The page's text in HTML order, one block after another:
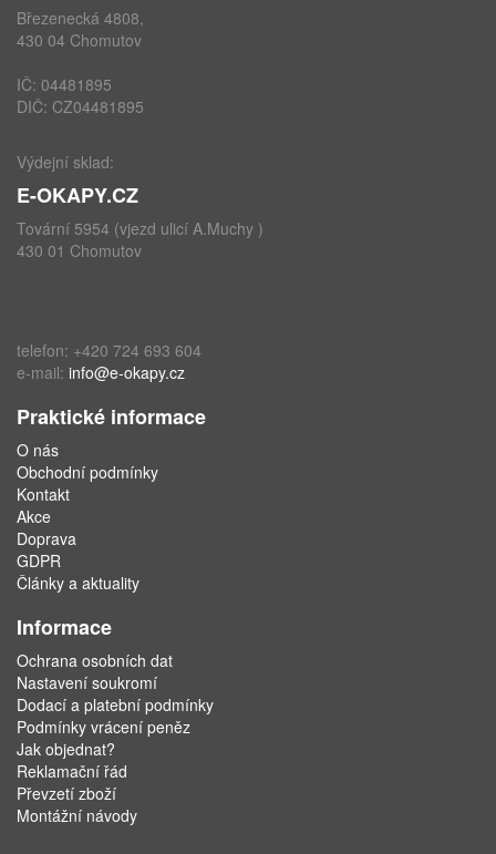
Březenecká 4808,
430 04 Chomutov
IČ: 04481895
DIČ: CZ04481895
Výdejní sklad:
E-OKAPY.CZ
Tovární 5954 (vjezd ulicí A.Muchy )
430 01 Chomutov
telefon: +420 724 693 604
e-mail: info@e-okapy.cz
Praktické informace
O nás
Obchodní podmínky
Kontakt
Akce
Doprava
GDPR
Články a aktuality
Informace
Ochrana osobních dat
Nastavení soukromí
Dodací a platební podmínky
Podmínky vrácení peněz
Jak objednat?
Reklamační řád
Převzetí zboží
Montážní návody